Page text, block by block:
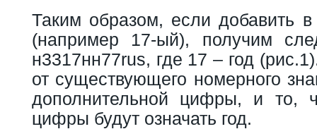
Таким образом, если добавить
(например 17-ый), получим
н3317нн77rus, где 17 – год
от существующего номерного
дополнительной цифры, и то,
цифры будут означать год.